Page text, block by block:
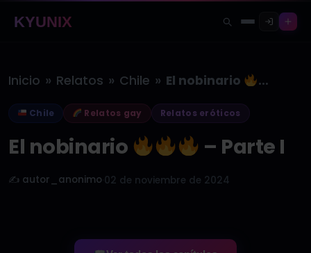
KYUNIX
Inicio » Relatos » Chile » El nobinario
Chile Relatos gay Relatos eróticos
El nobinario – Parte I
✍️ autor_anonimo 02 de noviembre de 2024